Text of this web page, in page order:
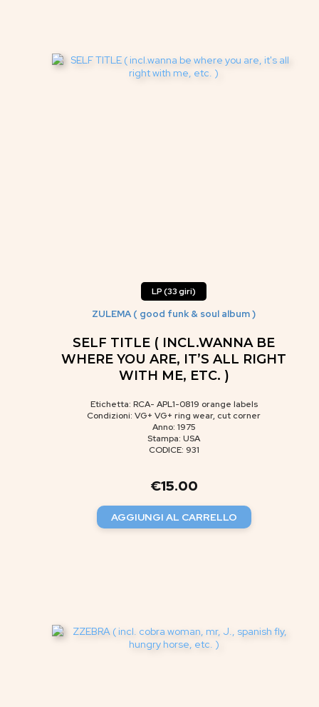
LP (33 giri)
ZULEMA ( good funk & soul album )
SELF TITLE ( INCL.WANNA BE
WHERE YOU ARE, IT’S ALL RIGHT
WITH ME, ETC. )
Etichetta: RCA- APL1-0819 orange labels
Condizioni: VG+ VG+ ring wear, cut corner
Anno: 1975
Stampa: USA
CODICE: 931
€15.00
AGGIUNGI AL CARRELLO